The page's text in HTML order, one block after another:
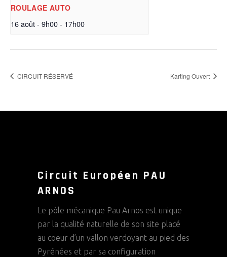
ROULAGE AUTO
16 août - 9h00- 17h00
CIRCUIT RÉSERVÉ Karting Ouvert
Circuit Européen PAU
ARNOS
Le pôle mécanique Pau Arnos est unique
par la qualité naturelle de son site placé
au coeur d’un vallon verdoyant au pied des
Pyrénées et par sa configuration